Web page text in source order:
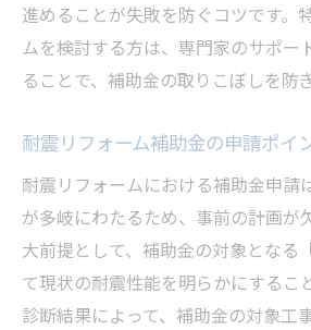
進めることが失敗を防ぐコツです。
ムを検討する方は、専門家のサポー
ることで、補助金の取りこぼしを防
耐震リフォーム補助金の申請ポイ
耐震リフォームにおける補助金申請
が多岐にわたるため、事前の計画が
大前提として、補助金の対象となる
て現状の耐震性能を明らかにするこ
診断結果によって、補助金の対象工